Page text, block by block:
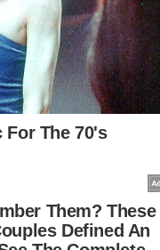
Goh
wanita pula
nombor dua
21,13-21.
final buat kali
antara China atau